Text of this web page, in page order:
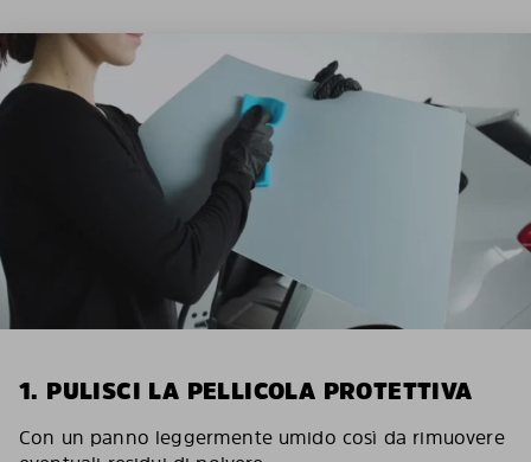
1. PULISCI LA PELLICOLA PROTETTIVA
Con un panno leggermente umido così da rimuovere